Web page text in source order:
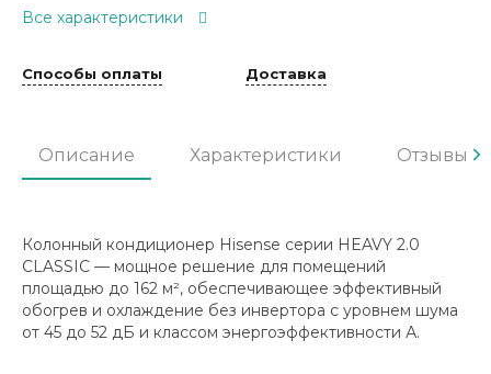
Все характеристики
Способы оплаты Доставка
Описание Характеристики Отзывы
Колонный кондиционер Hisense серии HEAVY 2.0
CLASSIC — мощное решение для помещений
площадью до 162 м², обеспечивающее эффективный
обогрев и охлаждение без инвертора с уровнем шума
от 45 до 52 дБ и классом энергоэффективности А.